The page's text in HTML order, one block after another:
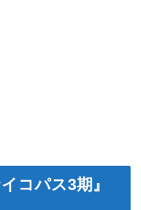
コパス3期』